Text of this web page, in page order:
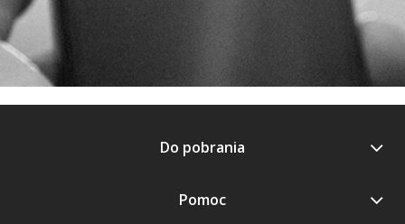
Do pobrania
Pomoc